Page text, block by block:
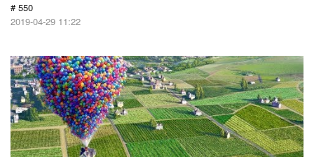
# 550
2019-04-29 11:22